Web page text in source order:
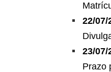
22/07/
23/07/
Prazo